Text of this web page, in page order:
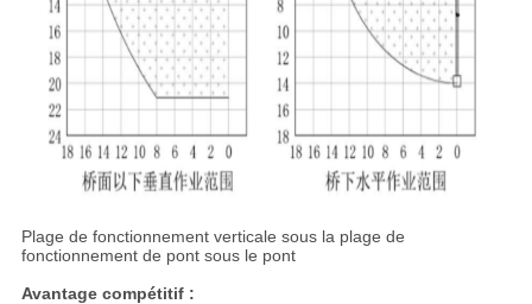
Plage de fonctionnement verticale sous la plage de
fonctionnement de pont sous le pont
Avantage compétitif :